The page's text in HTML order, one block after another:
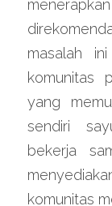
masalah
komunitas
yang
sendiri
bekerja
komunitas